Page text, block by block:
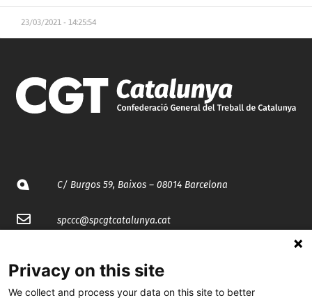
23/03/2021 - 14:25:54
C/ Burgos 59, Baixos – 08014 Barcelona
spccc@spcgtcatalunya.cat
@CGTCatalunya
Privacy on this site
We collect and process your data on this site to better